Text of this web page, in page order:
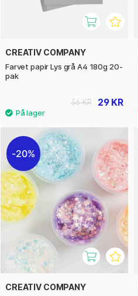
CREATIV COMPANY
Farvet papir Lys grå A4 180g 20-
pak
29 KR
36 KR
20%
CREATIV COMPANY